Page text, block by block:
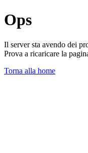
Ops
Il server sta avendo dei
Prova a ricaricare la
Torna alla home